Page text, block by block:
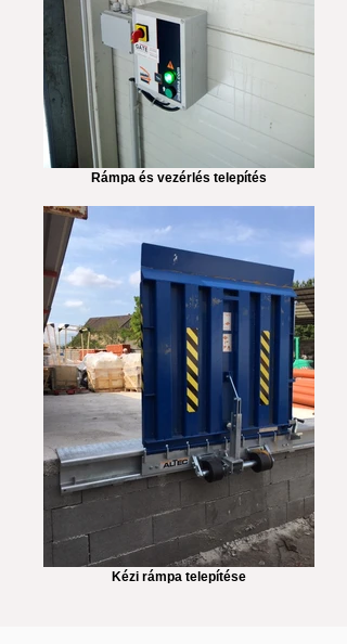
Rámpa és vezérlés telepítés
Kézi rámpa telepítése